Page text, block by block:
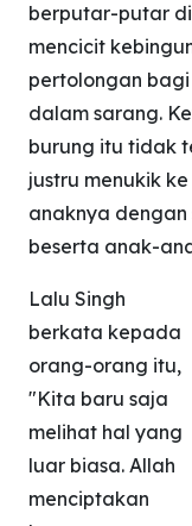
berputar-putar
mencicit
pertolongan
dalam sarang.
burung itu tidak
justru menukik
anaknya dengan
beserta anak-
Lalu Singh
berkata kepada
orang-orang itu,
"Kita baru saja
melihat hal yang
luar biasa. Allah
menciptakan